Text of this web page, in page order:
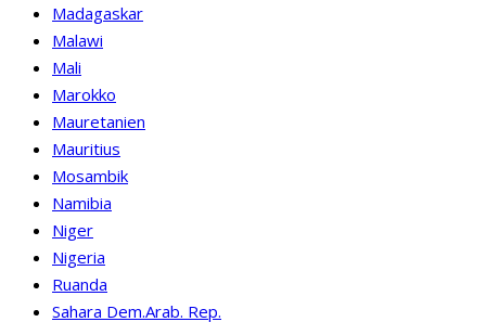
Madagaskar
Malawi
Mali
Marokko
Mauretanien
Mauritius
Mosambik
Namibia
Niger
Nigeria
Ruanda
Sahara Dem.Arab. Rep.